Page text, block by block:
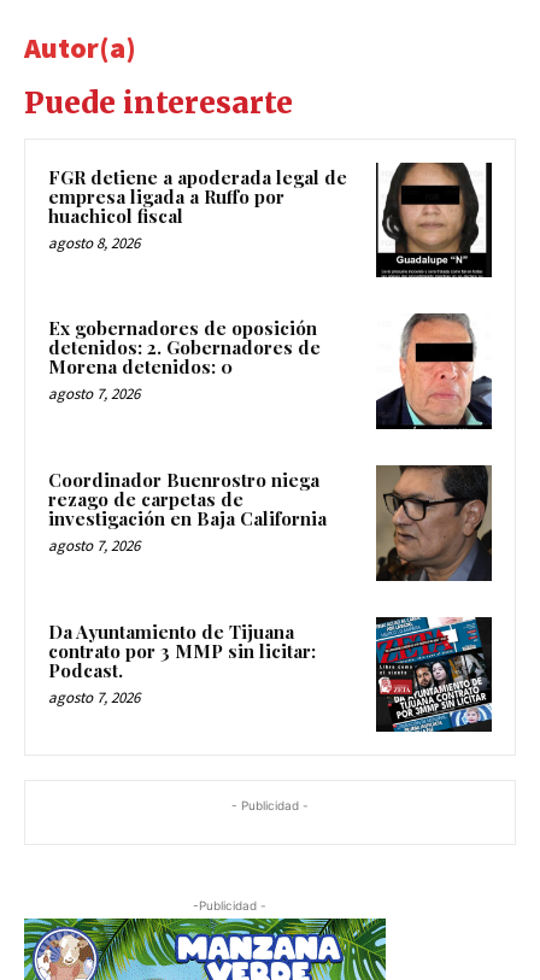
Autor(a)
Puede interesarte
FGR detiene a apoderada legal de
empresa ligada a Ruffo por
huachicol fiscal
agosto 8, 2026
Ex gobernadores de oposición
detenidos: 2. Gobernadores de
Morena detenidos: 0
agosto 7, 2026
Coordinador Buenrostro niega
rezago de carpetas de
investigación en Baja California
agosto 7, 2026
Da Ayuntamiento de Tijuana
contrato por 3 MMP sin licitar:
Podcast.
agosto 7, 2026
- Publicidad -
-Publicidad -